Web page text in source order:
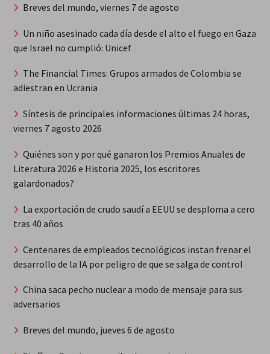
Breves del mundo, viernes 7 de agosto
Un niño asesinado cada día desde el alto el fuego en Gaza
que Israel no cumplió: Unicef
The Financial Times: Grupos armados de Colombia se
adiestran en Ucrania
Síntesis de principales informaciones últimas 24 horas,
viernes 7 agosto 2026
Quiénes son y por qué ganaron los Premios Anuales de
Literatura 2026 e Historia 2025, los escritores
galardonados?
La exportación de crudo saudí a EEUU se desploma a cero
tras 40 años
Centenares de empleados tecnológicos instan frenar el
desarrollo de la IA por peligro de que se salga de control
China saca pecho nuclear a modo de mensaje para sus
adversarios
Breves del mundo, jueves 6 de agosto